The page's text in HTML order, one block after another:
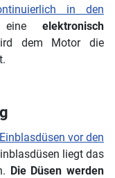
in den
eine elektronisch
dem Motor die
vor den
liegt das
Die Düsen werden